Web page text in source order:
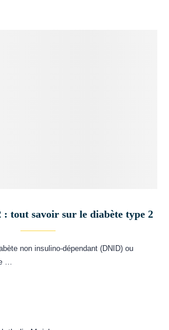
: tout savoir sur le diabète type 2
non insulino-dépendant (DNID) ou
…